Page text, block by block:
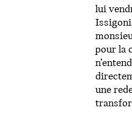
lui
pour la
une